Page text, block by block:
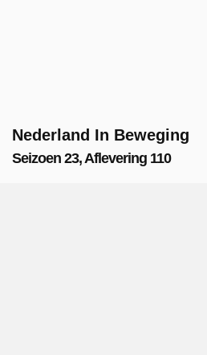
Nederland In Beweging
Seizoen 23, Aflevering 110